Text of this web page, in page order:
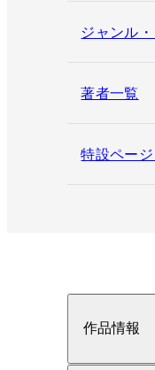
ジャンル
著者一覧
特設ペー
作品情報